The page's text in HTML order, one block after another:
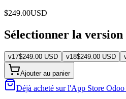
$249.00USD
Sélectionner la version
v17$249.00 USD v18$249.00 USD
Ajouter au panier
Déjà acheté sur l'App Store Odoo